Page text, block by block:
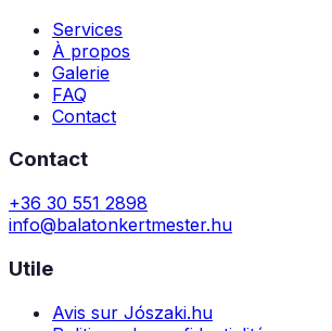
Services
À propos
Galerie
FAQ
Contact
Contact
+36 30 551 2898
info@balatonkertmester.hu
Utile
Avis sur Jószaki.hu